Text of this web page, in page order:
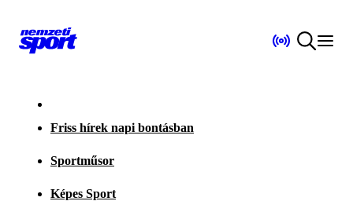
Friss hírek napi bontásban
Sportműsor
Képes Sport